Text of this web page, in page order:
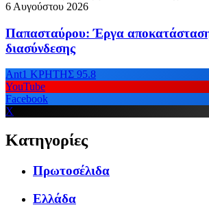
6 Αυγούστου 2026
Παπασταύρου: Έργα
διασύνδεσης
Ant1 ΚΡΗΤΗΣ 95.8
YouTube
Facebook
X
Κατηγορίες
Πρωτοσέλιδα
Ελλάδα